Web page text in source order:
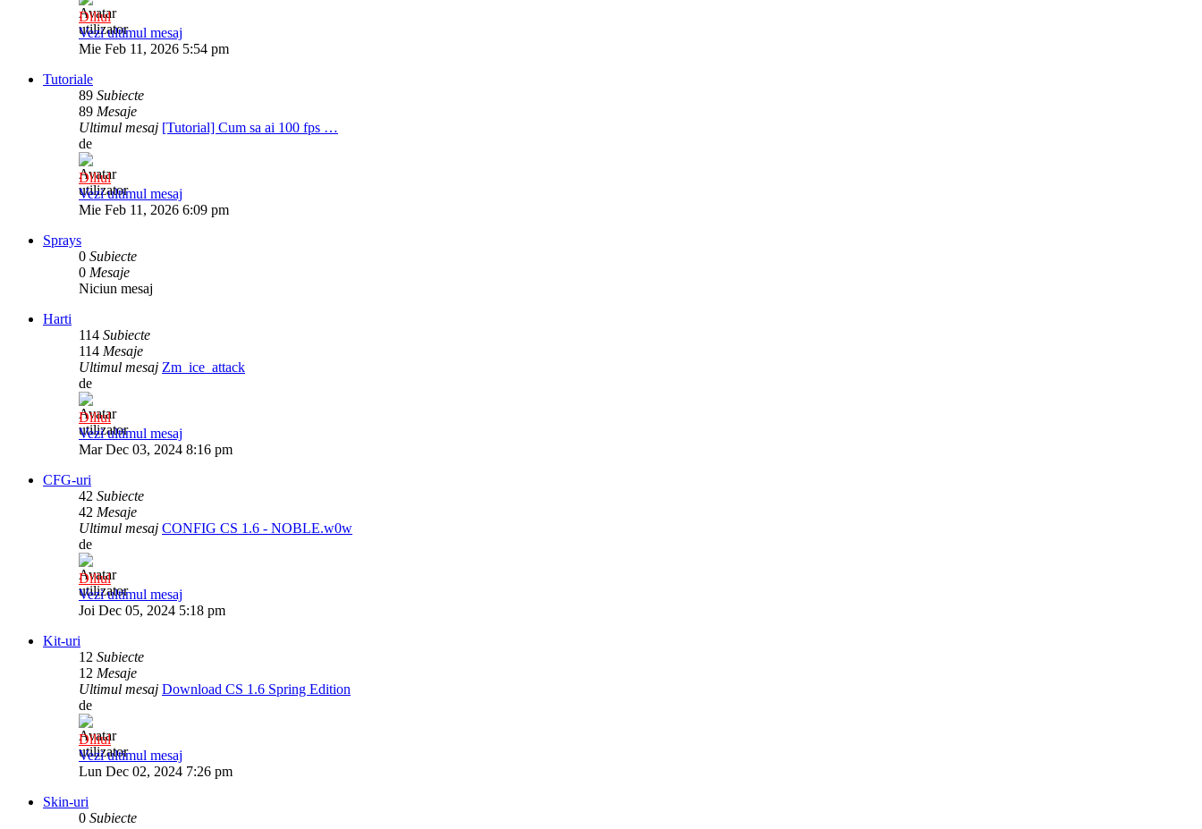
Diliul
Vezi ultimul mesaj
Mie Feb 11, 2026 5:54 pm
Tutoriale
89 Subiecte
89 Mesaje
Ultimul mesaj [Tutorial] Cum sa ai 100 fps …
de
Diliul
Vezi ultimul mesaj
Mie Feb 11, 2026 6:09 pm
Sprays
0 Subiecte
0 Mesaje
Niciun mesaj
Harti
114 Subiecte
114 Mesaje
Ultimul mesaj Zm_ice_attack
de
Diliul
Vezi ultimul mesaj
Mar Dec 03, 2024 8:16 pm
CFG-uri
42 Subiecte
42 Mesaje
Ultimul mesaj CONFIG CS 1.6 - NOBLE.w0w
de
Diliul
Vezi ultimul mesaj
Joi Dec 05, 2024 5:18 pm
Kit-uri
12 Subiecte
12 Mesaje
Ultimul mesaj Download CS 1.6 Spring Edition
de
Diliul
Vezi ultimul mesaj
Lun Dec 02, 2024 7:26 pm
Skin-uri
0 Subiecte